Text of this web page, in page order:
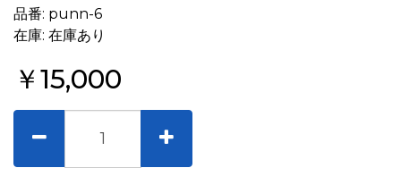
品番: punn-6
在庫: 在庫あり
￥15,000